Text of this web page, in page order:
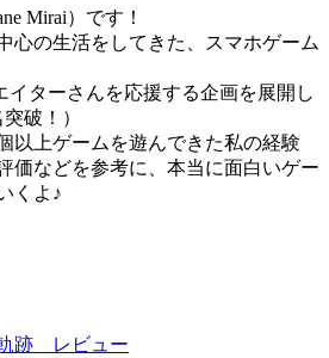
Mirai）です！
心の生活をしてきた、スマホゲーム
イターさんを応援する企画を展開し
破！）
以上ゲームを遊んできた私の経験
価などを参考に、本当に面白いゲー
くよ♪